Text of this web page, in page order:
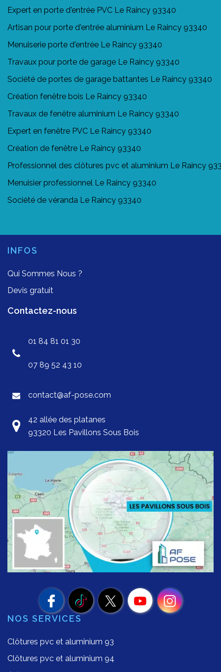
Expert en porte d'entrée PVC Le Raincy 93340
Artisan pour porte d'entrée aluminium Le Raincy 93340
Menuiserie porte d'entrée Le Raincy 93340
Travaux pour porte de garage Le Raincy 93340
Société de portes de garage battantes Le Raincy 93340
Création fenêtre bois Le Raincy 93340
Travaux de fenêtre aluminium Le Raincy 93340
Expert en fenêtre PVC Le Raincy 93340
Création de fenêtre Le Raincy 93340
Professionnel des clôtures pvc et aluminium Le Raincy
Menuisier professionnel Le Raincy 93340
Société de véranda Le Raincy 93340
INFOS
Qui Sommes Nous ?
Devis gratuit
Contactez-nous
01 84 81 01 30
07 89 52 43 10
contact@af-pose.com
42 allée des platanes
93320 Les Pavillons Sous Bois
NOS SERVICES
Clôtures pvc et aluminium 93
Clôtures pvc et aluminium 94